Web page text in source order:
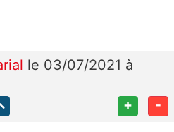
le 03/07/2021 à
+ -